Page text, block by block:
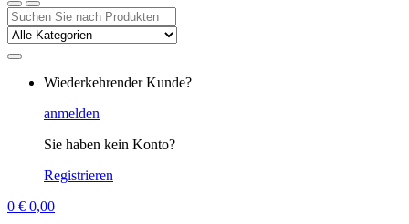
Suchen
nach:
Wiederkehrender Kunde?
anmelden
Sie haben kein Konto?
Registrieren
0 € 0,00